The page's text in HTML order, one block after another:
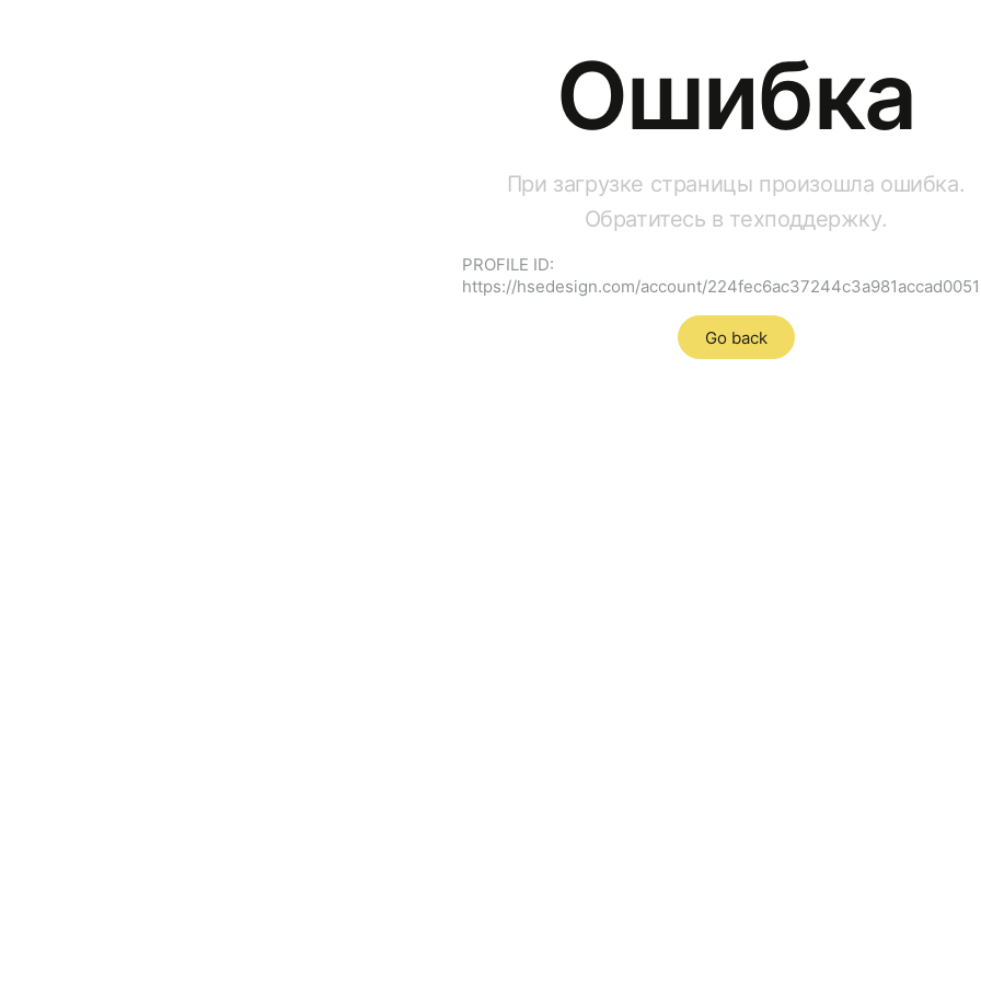
Ошибка
При загрузке страницы произошла ошибка.
Обратитесь в техподдержку.
PROFILE ID:
https://hsedesign.com/account/
Go back